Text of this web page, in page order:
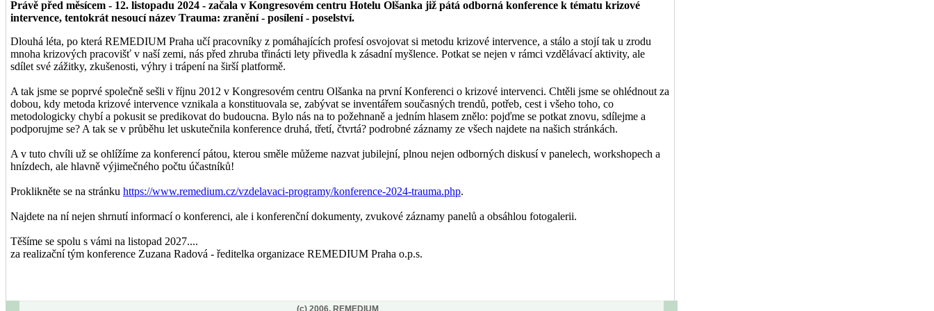
Právě před měsícem - 12. listopadu 2024 - začala v Kongresovém centru Hotelu Olšanka již pátá odborná konference k tématu krizové
intervence, tentokrát nesoucí název Trauma: zranění - posílení - poselství.
Dlouhá léta, po která REMEDIUM Praha učí pracovníky z pomáhajících profesí osvojovat si metodu krizové intervence, a stálo a stojí tak u zrodu
mnoha krizových pracovišť v naší zemi, nás před zhruba třinácti lety přivedla k zásadní myšlence. Potkat se nejen v rámci vzdělávací aktivity, ale
sdílet své zážitky, zkušenosti, výhry i trápení na širší platformě.
A tak jsme se poprvé společně sešli v říjnu 2012 v Kongresovém centru Olšanka na první Konferenci o krizové intervenci. Chtěli jsme se ohlédnout za
dobou, kdy metoda krizové intervence vznikala a konstituovala se, zabývat se inventářem současných trendů, potřeb, cest i všeho toho, co
metodologicky chybí a pokusit se predikovat do budoucna. Bylo nás na to požehnaně a jedním hlasem znělo: pojďme se potkat znovu, sdílejme a
podporujme se? A tak se v průběhu let uskutečnila konference druhá, třetí, čtvrtá? podrobné záznamy ze všech najdete na našich stránkách.
A v tuto chvíli už se ohlížíme za konferencí pátou, kterou směle můžeme nazvat jubilejní, plnou nejen odborných diskusí v panelech, workshopech a
hnízdech, ale hlavně výjimečného počtu účastníků!
Proklikněte se na stránku https://www.remedium.cz/vzdelavaci-programy/konference-2024-trauma.php.
Najdete na ní nejen shrnutí informací o konferenci, ale i konferenční dokumenty, zvukové záznamy panelů a obsáhlou fotogalerii.
Těšíme se spolu s vámi na listopad 2027....
za realizační tým konference Zuzana Radová - ředitelka organizace REMEDIUM Praha o.p.s.
(c) 2006, REMEDIUM